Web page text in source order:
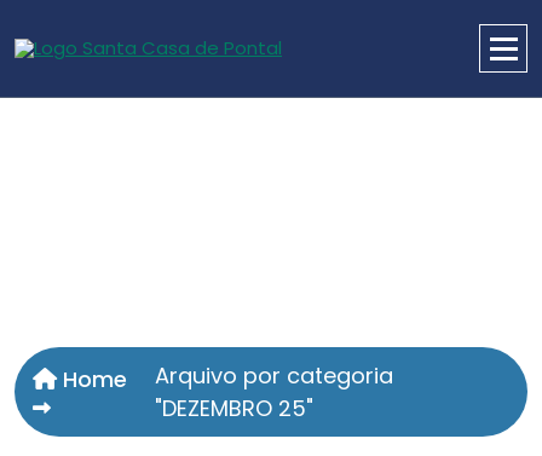
Home
Arquivo por categoria
"DEZEMBRO 25"